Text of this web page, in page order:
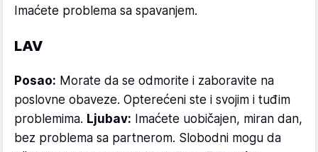
Imaćete problema sa spavanjem.
LAV
Posao: Morate da se odmorite i zaboravite na
poslovne obaveze. Opterećeni ste i svojim i tuđim
problemima. Ljubav: Imaćete uobičajen, miran dan,
bez problema sa partnerom. Slobodni mogu da